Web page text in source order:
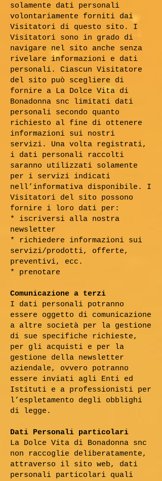
solamente dati personali
volontariamente forniti dai
Visitatori di questo sito. I
Visitatori sono in grado di
navigare nel sito anche senza
rivelare informazioni e dati
personali. Ciascun Visitatore
del sito può scegliere di
fornire a La Dolce Vita di
Bonadonna snc limitati dati
personali secondo quanto
richiesto al fine di ottenere
informazioni sui nostri
servizi. Una volta registrati,
i dati personali raccolti
saranno utilizzati solamente
per i servizi indicati
nell’informativa disponibile. I
Visitatori del sito possono
fornire i loro dati per:
* iscriversi alla nostra
newsletter
* richiedere informazioni sui
servizi/prodotti, offerte,
preventivi, ecc.
* prenotare
Comunicazione a terzi
I dati personali potranno
essere oggetto di comunicazione
a altre società per la gestione
di sue specifiche richieste,
per gli acquisti e per la
gestione della newsletter
aziendale, ovvero potranno
essere inviati agli Enti ed
Istituti e a professionisti per
l’espletamento degli obblighi
di legge.
Dati Personali particolari
La Dolce Vita di Bonadonna snc
non raccoglie deliberatamente,
attraverso il sito web, dati
personali particolari quali